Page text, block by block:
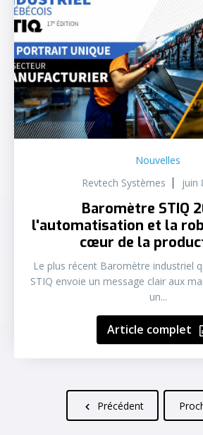
Nouvelles
Revtech Systèmes
juin
Baromètre STIQ
l'automatisation et la
cœur de la
Le plus récent Baromètre industriel
STIQ envoie un message clair aux
un...
Article complet
Précédent